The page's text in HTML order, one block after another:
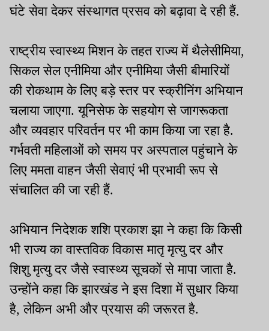
घंटे सेवा देकर संस्थागत प्रसव को बढ़ावा दे रही हैं.
राष्ट्रीय स्वास्थ्य मिशन के तहत राज्य में थैलेसीमिया,
सिकल सेल एनीमिया और एनीमिया जैसी बीमारियों
की रोकथाम के लिए बड़े स्तर पर स्क्रीनिंग अभियान
चलाया जाएगा. यूनिसेफ के सहयोग से जागरूकता
और व्यवहार परिवर्तन पर भी काम किया जा रहा है.
गर्भवती महिलाओं को समय पर अस्पताल पहुंचाने के
लिए ममता वाहन जैसी सेवाएं भी प्रभावी रूप से
संचालित की जा रही हैं.
अभियान निदेशक शशि प्रकाश झा ने कहा कि किसी
भी राज्य का वास्तविक विकास मातृ मृत्यु दर और
शिशु मृत्यु दर जैसे स्वास्थ्य सूचकों से मापा जाता है.
उन्होंने कहा कि झारखंड ने इस दिशा में सुधार किया
है, लेकिन अभी और प्रयास की जरूरत है.